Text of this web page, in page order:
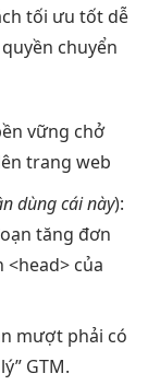
tối ưu tốt dễ
chuyển
vững chở
trang web
dùng cái này):
tăng đơn
<head> của
mượtphải có
lý” GTM.